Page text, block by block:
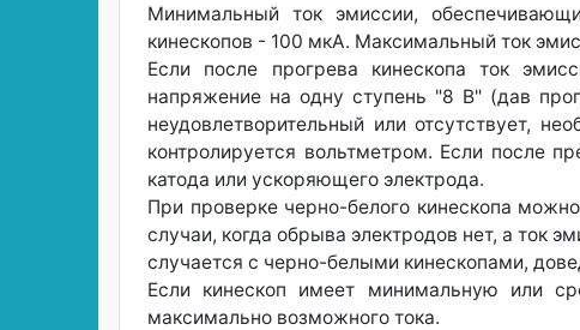
Минимальный ток эмиссии,
кинескопов - 100 мкА. Максимальный ток
Если после прогрева кинескопа ток
напряжение на одну ступень "8 В" (дав
неудовлетворительный или отсутствует,
контролируется вольтметром. Если после
катода или ускоряющего электрода.
При проверке черно-белого кинескопа
случаи, когда обрыва электродов нет, а ток
случается с черно-белыми кинескопами,
Если кинескоп имеет минимальную или
максимально возможного тока.